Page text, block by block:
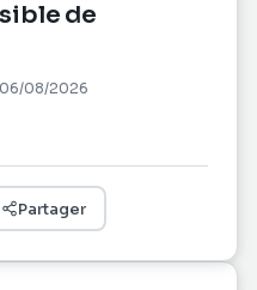
de
06/08/2026
Partager